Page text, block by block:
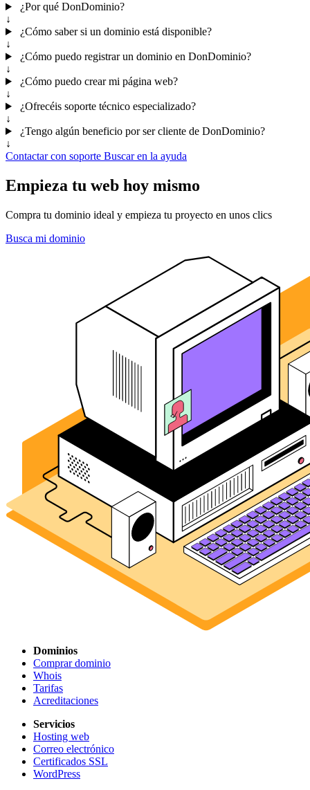
¿Por qué DonDominio?
↓
¿Cómo saber si un dominio está disponible?
↓
¿Cómo puedo registrar un dominio en DonDominio?
↓
¿Cómo puedo crear mi página web?
↓
¿Ofrecéis soporte técnico especializado?
↓
¿Tengo algún beneficio por ser cliente de DonDominio?
↓
Contactar con soporte Buscar en la ayuda
Empieza tu web hoy mismo
Compra tu dominio ideal y empieza tu proyecto en unos clics
Busca mi dominio
Dominios
Comprar dominio
Whois
Tarifas
Acreditaciones
Servicios
Hosting web
Correo electrónico
Certificados SSL
WordPress